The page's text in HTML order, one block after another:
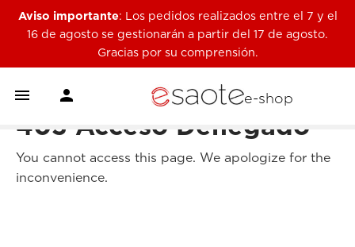
Aviso importante: Los pedidos realizados entre el 7 y el
16 de agosto se gestionarán a partir del 17 de agosto.
Gracias por su comprensión.
  e-shop
403 Acceso Denegado
You cannot access this page. We apologize for the
inconvenience.